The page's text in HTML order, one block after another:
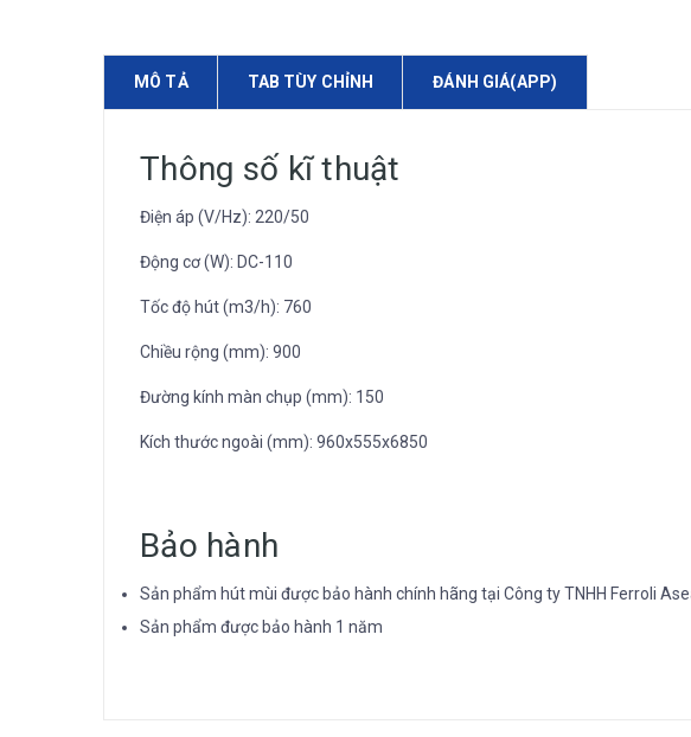
MÔ TẢ TAB TÙY CHỈNH ĐÁNH GIÁ(APP)
Thông số kĩ thuật
Điện áp (V/Hz): 220/50
Động cơ (W): DC-110
Tốc độ hút (m3/h): 760
Chiều rộng (mm): 900
Đường kính màn chụp (mm): 150
Kích thước ngoài (mm): 960x555x6850
Bảo hành
Sản phẩm hút mùi được bảo hành chính hãng tại Công ty TNHH Ferroli
Sản phẩm được bảo hành 1 năm